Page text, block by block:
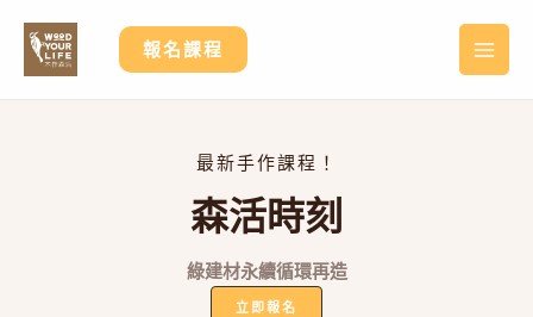
報名課程
最新手作課程！
森活時刻
綠建材永續循環再造
立即報名